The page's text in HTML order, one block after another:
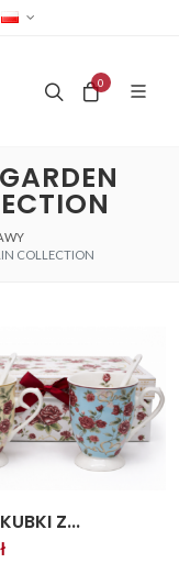
0
COLLECTION
Z...